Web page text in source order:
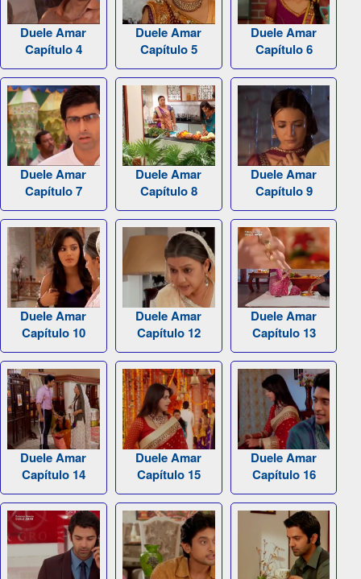
Duele Amar
Capítulo 4
Duele Amar
Capítulo 5
Duele Amar
Capítulo 6
Duele Amar
Capítulo 7
Duele Amar
Capítulo 8
Duele Amar
Capítulo 9
Duele Amar
Capítulo 10
Duele Amar
Capítulo 12
Duele Amar
Capítulo 13
Duele Amar
Capítulo 14
Duele Amar
Capítulo 15
Duele Amar
Capítulo 16